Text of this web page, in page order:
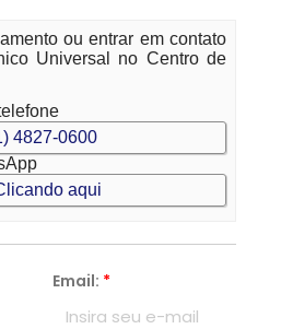
ou entrar em contato
Universal no Centro de
4827-0600
aqui
Email: *